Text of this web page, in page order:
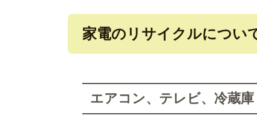
家電のリサイクルについ
エアコン、テレビ、冷蔵